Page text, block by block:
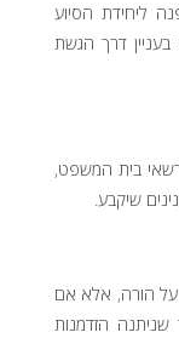
ליחידת הסיוע
דרך הגשת
רשאי בית המשפט,
שיקבע.
על הורה, אלא אם
הזדמנות